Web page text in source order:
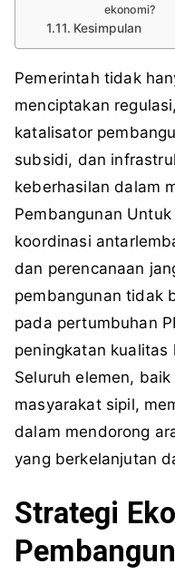
ekonomi?
Kesimpulan
Pemerintah tidak
menciptakan
katalisator
subsidi, dan
keberhasilan dalam
Pembangunan
koordinasi
dan perencanaan
pembangunan tidak
pada pertumbuhan
peningkatan kualitas
Seluruh elemen,
masyarakat sipil,
dalam mendorong
yang berkelanjutan
Strategi